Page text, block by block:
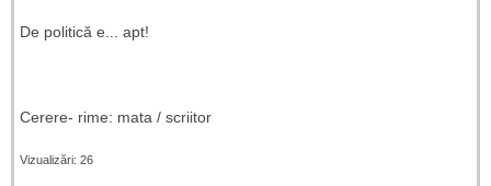
De politică e... apt!
Cerere- rime: mata / scriitor
Vizualizări: 26